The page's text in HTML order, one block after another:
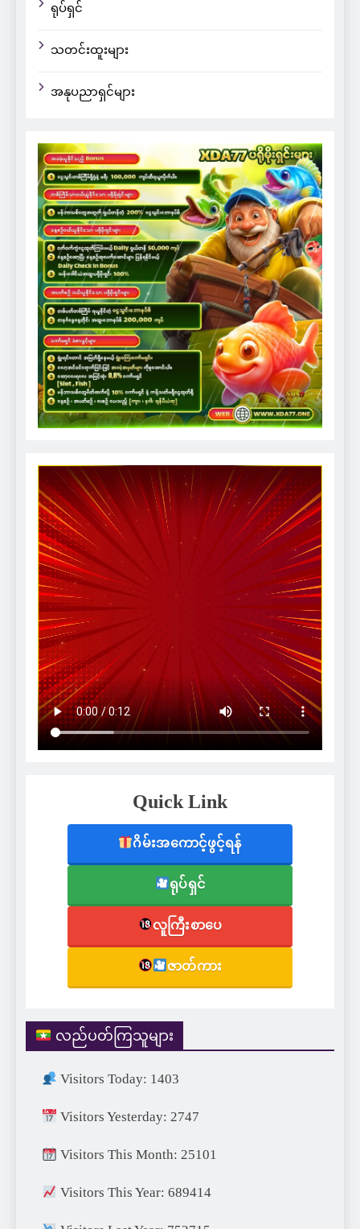
ရုပ်ရှင်
သတင်းထူးများ
အနုပညာရှင်များ
Quick Link
ဂိမ်းအကောင့်ဖွင့်ရန်
ရုပ်ရှင်
လူကြီးစာပေ
ဇာတ်ကား
လည်ပတ်ကြသူများ
Visitors Today: 1403
Visitors Yesterday: 2747
Visitors This Month: 25101
Visitors This Year: 689414